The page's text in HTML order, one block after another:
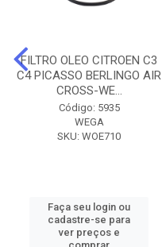
FILTRO OLEO CITROEN C3
C4 PICASSO BERLINGO AIR
CROSS-WE...
Código: 5935
WEGA
SKU: WOE710
Faça seu login ou
cadastre-se para
ver preços e